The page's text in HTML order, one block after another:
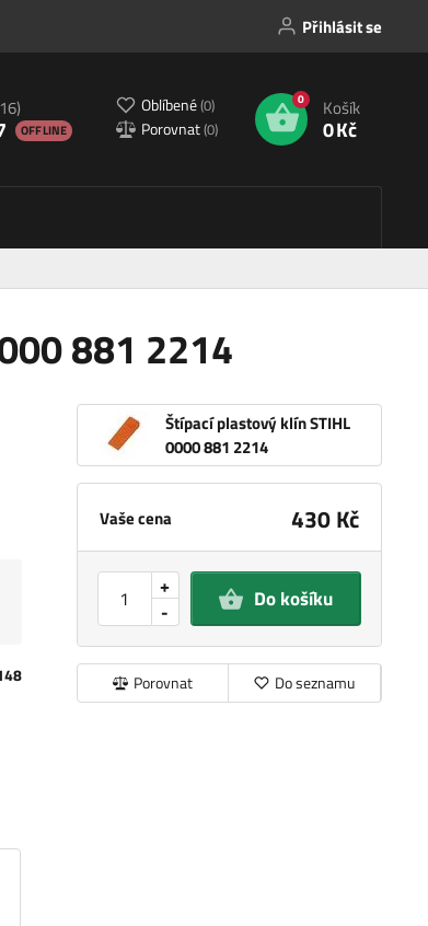
Přihlásit se
OFFLINE
Oblíbené(0)
Porovnat(0)
0 Košík
0 Kč
881 2214
Štípací plastový klín STIHL
0000 881 2214
Vaše cena 430 Kč
-
+ Do košíku
Porovnat Do seznamu